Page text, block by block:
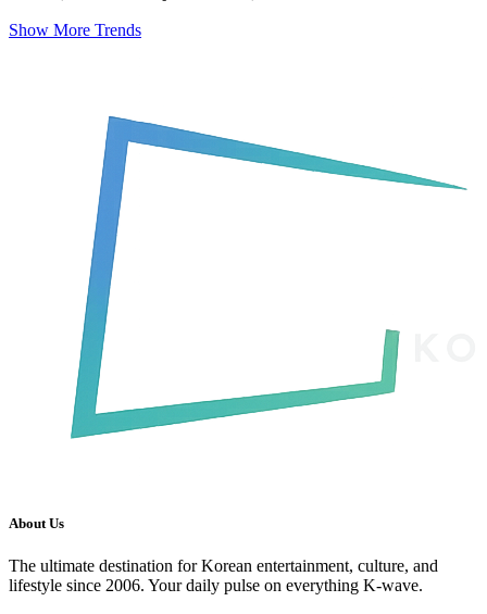
Show More Trends
About Us
The ultimate destination for Korean entertainment, culture, and
lifestyle since 2006. Your daily pulse on everything K-wave.